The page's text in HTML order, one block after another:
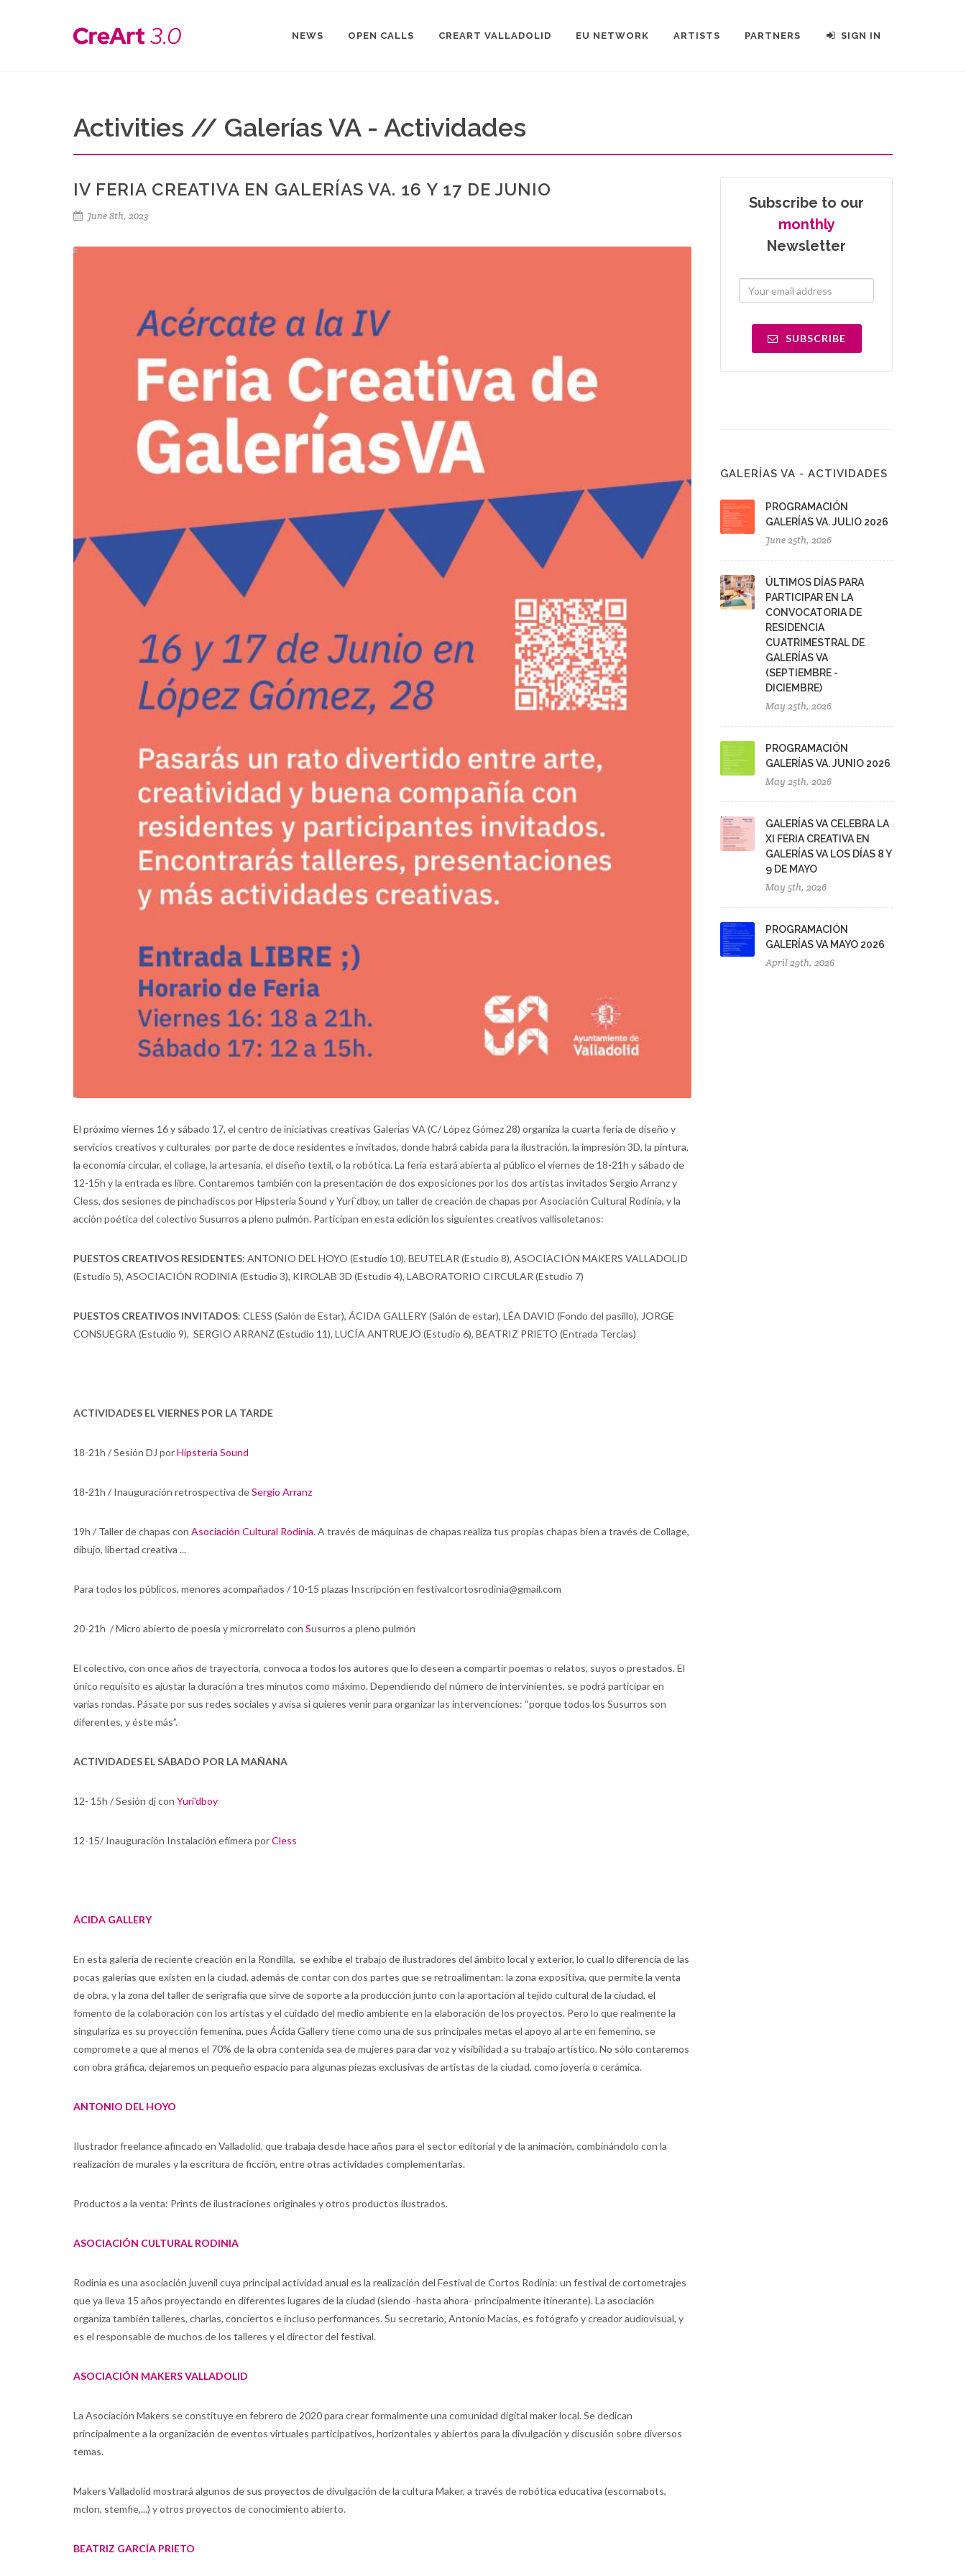
NEWS OPEN CALLS CREART VALLADOLID EU NETWORK ARTISTS PARTNERS SIGN IN
Activities // Galerías VA - Actividades
IV FERIA CREATIVA EN GALERÍAS VA. 16 Y 17 DE JUNIO
June 8th, 2023
El próximo viernes 16 y sábado 17, el centro de iniciativas creativas Galerías VA (C/ López Gómez 28) organiza la cuarta feria de diseño y
servicios creativos y culturales por parte de doce residentes e invitados, donde habrá cabida para la ilustración, la impresión 3D, la pintura,
la economía circular, el collage, la artesanía, el diseño textil, o la robótica. La feria estará abierta al público el viernes de 18-21h y sábado de
12-15h y la entrada es libre. Contaremos también con la presentación de dos exposiciones por los dos artistas invitados Sergio Arranz y
Cless, dos sesiones de pinchadiscos por Hipsteria Sound y Yuri`dboy, un taller de creación de chapas por Asociación Cultural Rodinia, y la
acción poética del colectivo Susurros a pleno pulmón. Participan en esta edición los siguientes creativos vallisoletanos:
PUESTOS CREATIVOS RESIDENTES: ANTONIO DEL HOYO (Estudio 10), BEUTELAR (Estudio 8), ASOCIACIÓN MAKERS VALLADOLID
(Estudio 5), ASOCIACIÓN RODINIA (Estudio 3), KIROLAB 3D (Estudio 4), LABORATORIO CIRCULAR (Estudio 7)
PUESTOS CREATIVOS INVITADOS: CLESS (Salón de Estar), ÁCIDA GALLERY (Salón de estar), LÉA DAVID (Fondo del pasillo), JORGE
CONSUEGRA (Estudio 9), SERGIO ARRANZ (Estudio 11), LUCÍA ANTRUEJO (Estudio 6), BEATRIZ PRIETO (Entrada Tercias)
ACTIVIDADES EL VIERNES POR LA TARDE
18-21h / Sesión DJ porHipsteria Sound
18-21h / Inauguración retrospectiva deSergio Arranz
19h / Taller de chapas con Asociación Cultural Rodinia. A través de máquinas de chapas realiza tus propias chapas bien a través de Collage,
dibujo, libertad creativa ...
Para todos los públicos, menores acompañados / 10-15 plazas Inscripción en festivalcortosrodinia@gmail.com
20-21h / Micro abierto de poesía y microrrelato con Susurros a pleno pulmón
El colectivo, con once años de trayectoria, convoca a todos los autores que lo deseen a compartir poemas o relatos, suyos o prestados. El
único requisito es ajustar la duración a tres minutos como máximo. Dependiendo del número de intervinientes, se podrá participar en
varias rondas. Pásate por sus redes sociales y avisa si quieres venir para organizar las intervenciones: “porque todos los Susurros son
diferentes, y éste más”.
ACTIVIDADES EL SÁBADO POR LA MAÑANA
12- 15h / Sesión dj con Yuri'dboy
12-15/ Inauguración Instalación efímera porCless
ÁCIDA GALLERY
En esta galería de reciente creación en la Rondilla, se exhibe el trabajo de ilustradores del ámbito local y exterior, lo cual lo diferencia de las
pocas galerías que existen en la ciudad, además de contar con dos partes que se retroalimentan: la zona expositiva, que permite la venta
de obra, y la zona del taller de serigrafía que sirve de soporte a la producción junto con la aportación al tejido cultural de la ciudad, el
fomento de la colaboración con los artistas y el cuidado del medio ambiente en la elaboración de los proyectos. Pero lo que realmente la
singulariza es su proyección femenina, pues Ácida Gallery tiene como una de sus principales metas el apoyo al arte en femenino, se
compromete a que al menos el 70% de la obra contenida sea de mujeres para dar voz y visibilidad a su trabajo artístico. No sólo contaremos
con obra gráfica, dejaremos un pequeño espacio para algunas piezas exclusivas de artistas de la ciudad, como joyería o cerámica.
ANTONIO DEL HOYO
Ilustrador freelance afincado en Valladolid, que trabaja desde hace años para el sector editorial y de la animación, combinándolo con la
realización de murales y la escritura de ficción, entre otras actividades complementarias.
Productos a la venta: Prints de ilustraciones originales y otros productos ilustrados.
ASOCIACIÓN CULTURAL RODINIA
Rodinia es una asociación juvenil cuya principal actividad anual es la realización del Festival de Cortos Rodinia: un festival de cortometrajes
que ya lleva 15 años proyectando en diferentes lugares de la ciudad (siendo -hasta ahora- principalmente itinerante). La asociación
organiza también talleres, charlas, conciertos e incluso performances. Su secretario, Antonio Macías, es fotógrafo y creador audiovisual, y
es el responsable de muchos de los talleres y el director del festival.
ASOCIACIÓN MAKERS VALLADOLID
La Asociación Makers se constituye en febrero de 2020 para crear formalmente una comunidad digital maker local. Se dedican
principalmente a la organización de eventos virtuales participativos, horizontales y abiertos para la divulgación y discusión sobre diversos
temas.
Makers Valladolid mostrará algunos de sus proyectos de divulgación de la cultura Maker, a través de robótica educativa (escornabots,
mclon, stemfie,...) y otros proyectos de conocimiento abierto.
BEATRIZ GARCÍA PRIETO
Subscribe to our
monthly
Newsletter
SUBSCRIBE
GALERÍAS VA - ACTIVIDADES
PROGRAMACIÓN
GALERÍAS VA. JULIO 2026
June 25th, 2026
ÚLTIMOS DÍAS PARA
PARTICIPAR EN LA
CONVOCATORIA DE
RESIDENCIA
CUATRIMESTRAL DE
GALERÍAS VA
(SEPTIEMBRE -
DICIEMBRE)
May 25th, 2026
PROGRAMACIÓN
GALERÍAS VA. JUNIO 2026
May 25th, 2026
GALERÍAS VA CELEBRA LA
XI FERIA CREATIVA EN
GALERÍAS VA LOS DÍAS 8 Y
9 DE MAYO
May 5th, 2026
PROGRAMACIÓN
GALERÍAS VA MAYO 2026
April 29th, 2026